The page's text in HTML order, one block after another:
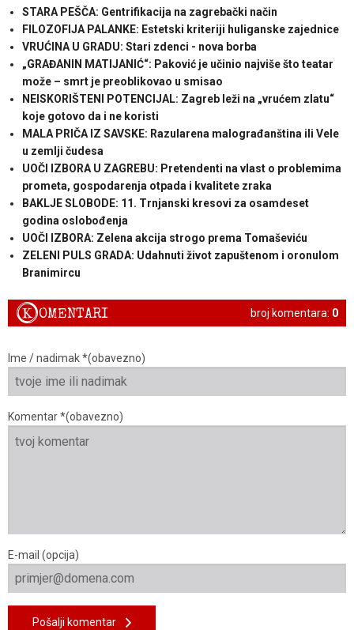
STARA PEŠČA: Gentrifikacija na zagrebački način
FILOZOFIJA PALANKE: Estetski kriteriji huliganske zajednice
VRUĆINA U GRADU: Stari zdenci - nova borba
„GRAĐANIN MATIJANIĆ“: Paković je učinio najviše što teatar
može – smrt je preoblikovao u smisao
NEISKORIŠTENI POTENCIJAL: Zagreb leži na „vrućem zlatu“
koje gotovo da i ne koristi
MALA PRIČA IZ SAVSKE: Razularena malograđanština ili Vele
u zemlji čudesa
UOČI IZBORA U ZAGREBU: Pretendenti na vlast o problemima
prometa, gospodarenja otpada i kvalitete zraka
BAKLJE SLOBODE: 11. Trnjanski kresovi za osamdeset
godina oslobođenja
UOČI IZBORA: Zelena akcija strogo prema Tomaševiću
ZELENI PULS GRADA: Udahnuti život zapuštenom i oronulom
Branimircu
broj komentara: 0
KOMENTARI
Ime / nadimak *(obavezno)
Komentar *(obavezno)
E-mail (opcija)
Pošalji komentar